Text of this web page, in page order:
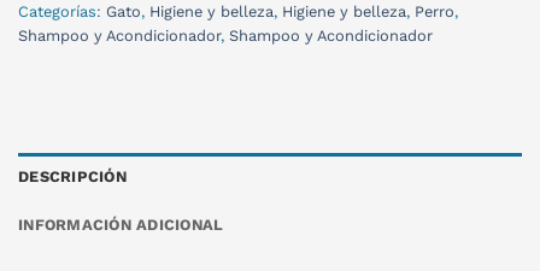
Categorías: Gato, Higiene y belleza, Higiene y belleza, Perro,
Shampoo y Acondicionador, Shampoo y Acondicionador
DESCRIPCIÓN
INFORMACIÓN ADICIONAL